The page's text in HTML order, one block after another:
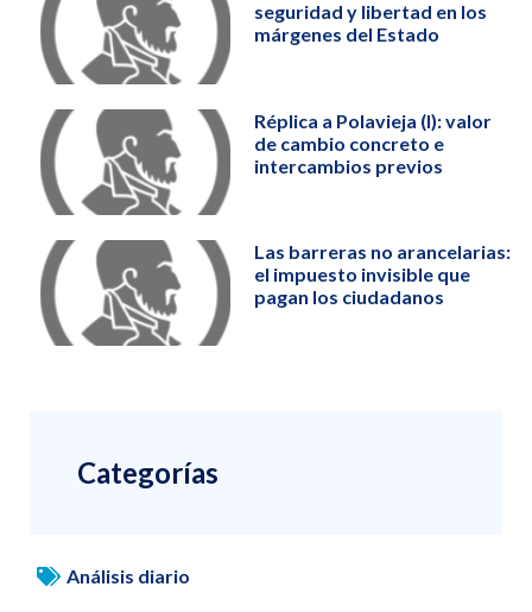
seguridad y libertad en los
márgenes del Estado
Réplica a Polavieja (I): valor
de cambio concreto e
intercambios previos
Las barreras no arancelarias:
el impuesto invisible que
pagan los ciudadanos
Categorías
Análisis diario